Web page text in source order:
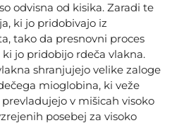
odvisna od kisika. Zaradi te
ki jo pridobivajo iz
tako da presnovni proces
ki jo pridobijo rdeča vlakna.
shranjujejo velike zaloge
mioglobina, ki veže
v mišicah visoko
posebej za visoko